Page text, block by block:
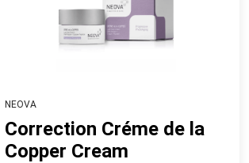
NEOVA
Correction Créme de la
Copper Cream